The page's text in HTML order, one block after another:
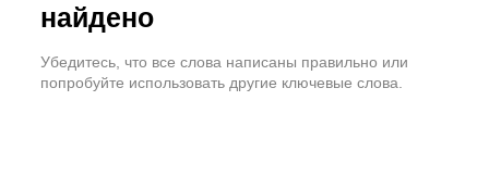
найдено
Убедитесь, что все слова написаны правильно или
попробуйте использовать другие ключевые слова.